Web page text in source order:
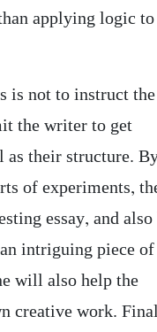
applying logic to
is not to instruct the
the writer to get
their structure.
of experiments,
essay, and also
intriguing piece of
will also help the
creative work.